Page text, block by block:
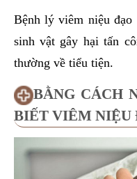
Bệnh lý viêm niệu
sinh vật gây hại tấn
thường về tiểu tiện.
BẰNG CÁCH
BIẾT VIÊM NIỆU